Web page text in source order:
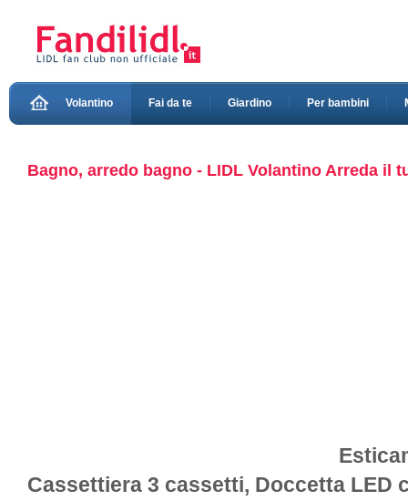
Volantino Fai da te Giardino Per bambini
Bagno, arredo bagno - LIDL Volantino Arreda il
Cassettiera 3 cassetti, Doccetta LED